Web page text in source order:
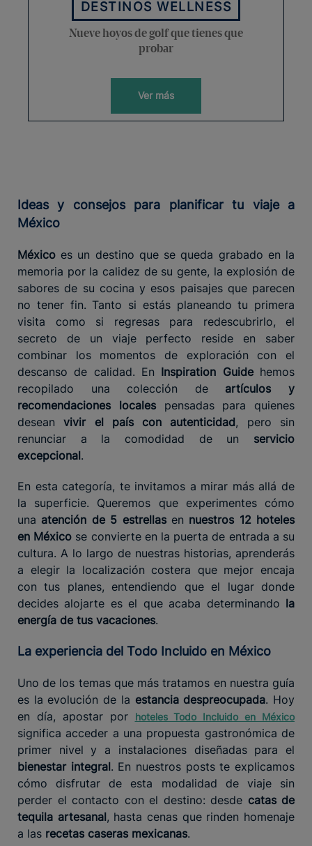
DESTINOS WELLNESS
Nueve hoyos de golf que tienes que
probar
Ver más
Ideas y consejos para planificar tu viaje a
México
México es un destino que se queda grabado en la
memoria por la calidez de su gente, la explosión de
sabores de su cocina y esos paisajes que parecen
no tener fin. Tanto si estás planeando tu primera
visita como si regresas para redescubrirlo, el
secreto de un viaje perfecto reside en saber
combinar los momentos de exploración con el
descanso de calidad. En Inspiration Guidehemos
recopilado una colección de artículos y
recomendaciones locales pensadas para quienes
deseanvivir el país con autenticidad, pero sin
renunciar a la comodidad de un servicio
excepcional.
En esta categoría, te invitamos a mirar más allá de
la superficie. Queremos que experimentes cómo
una atención de 5 estrellasen nuestros 12 hoteles
en México se convierte en la puerta de entrada a su
cultura. A lo largo de nuestras historias, aprenderás
a elegir la localización costera que mejor encaja
con tus planes, entendiendo que el lugar donde
decides alojarte es el que acaba determinando la
energía de tus vacaciones.
La experiencia del Todo Incluido en México
Uno de los temas que más tratamos en nuestra guía
es la evolución de la estancia despreocupada. Hoy
en día, apostar por
hoteles Todo Incluido en México
significa acceder a una propuesta gastronómica de
primer nivel y a instalaciones diseñadas para el
bienestar integral. En nuestros posts te explicamos
cómo disfrutar de esta modalidad de viaje sin
perder el contacto con el destino: desde catas de
tequila artesanal, hasta cenas que rinden homenaje
a las recetas caseras mexicanas.